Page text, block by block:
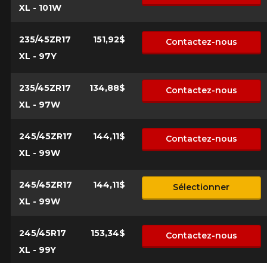
XL - 101W
235/45ZR17
XL - 97Y
151,92$ Contactez-nous
235/45ZR17
XL - 97W
134,88$ Contactez-nous
245/45ZR17
XL - 99W
144,11$ Contactez-nous
245/45ZR17
XL - 99W
144,11$ Sélectionner
245/45R17
XL - 99Y
153,34$ Contactez-nous